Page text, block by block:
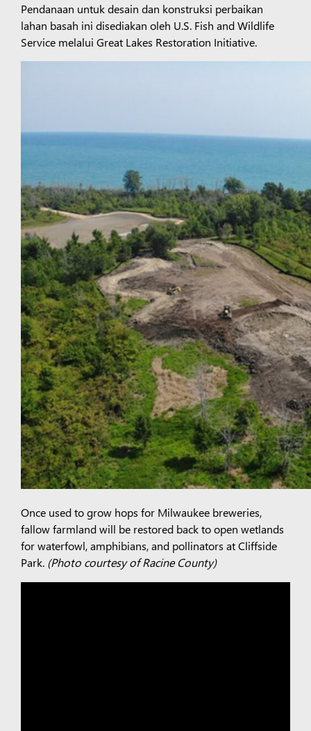
Pendanaan untuk desain dan konstruksi perbaikan
lahan basah ini disediakan oleh U.S. Fish and Wildlife
Service melalui Great Lakes Restoration Initiative.
Once used to grow hops for Milwaukee breweries,
fallow farmland will be restored back to open wetlands
for waterfowl, amphibians, and pollinators at Cliffside
Park. (Photo courtesy of Racine County)